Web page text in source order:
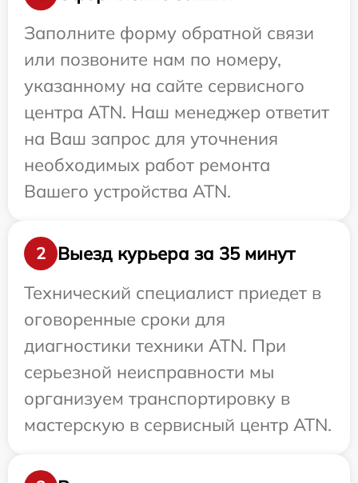
Заполните форму обратной связи
или позвоните нам по номеру,
указанному на сайте сервисного
центра ATN. Наш менеджер ответит
на Ваш запрос для уточнения
необходимых работ ремонта
Вашего устройства ATN.
2
Выезд курьера за 35 минут
Технический специалист приедет в
оговоренные сроки для
диагностики техники ATN. При
серьезной неисправности мы
организуем транспортировку в
мастерскую в сервисный центр ATN.